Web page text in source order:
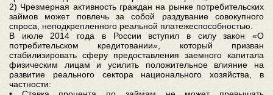
2) Чрезмерная активность граждан на рынке потребительских
займов может повлечь за собой раздувание совокупного
спроса, неподкрепленного реальной платежеспособностью.
В июле 2014 года в России вступил в силу закон «О
потребительском кредитовании», который призван
стабилизировать сферу предоставления заемного капитала
физическим лицам и усилить положительное влияние на
развитие реального сектора национального хозяйства, в
частности: